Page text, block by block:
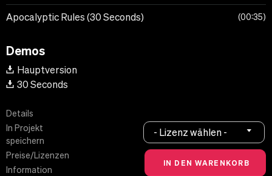
Apocalyptic Rules (30 Seconds) 00:35
Demos
Hauptversion
30 Seconds
Details
In Projekt
speichern
Preise/Lizenzen
Information
- Lizenz wählen -